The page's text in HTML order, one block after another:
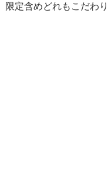
定含めどれもこだわ